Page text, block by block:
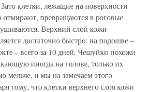
клетки, лежащие на поверхности
отмирают, превращаются в роговые
Верхний слой кожи
достаточно быстро: на подошве –
– всего за 10 дней. Чешуйки похожи
иногда на голове, только их
мельче, и мы на замечаем этого
тому, что клетки верхнего слоя кожи